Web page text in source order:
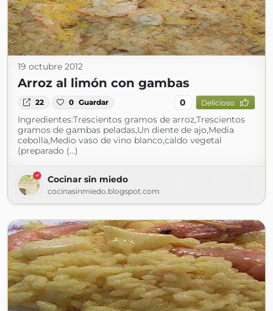
19 octubre 2012
Arroz al limón con gambas
22 0 Guardar 0 Delicioso
Ingredientes:Trescientos gramos de arroz,Trescientos
gramos de gambas peladas,Un diente de ajo,Media
cebolla,Medio vaso de vino blanco,caldo vegetal
(preparado (...)
Cocinar sin miedo
cocinasinmiedo.blogspot.com